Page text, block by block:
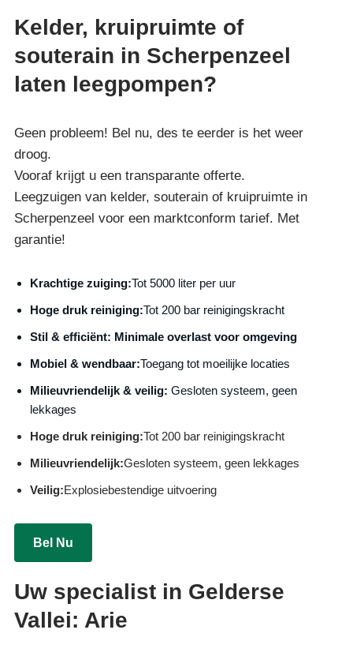
Kelder, kruipruimte of
souterain in Scherpenzeel
laten leegpompen?
Geen probleem! Bel nu, des te eerder is het weer
droog.
Vooraf krijgt u een transparante offerte.
Leegzuigen van kelder, souterain of kruipruimte in
Scherpenzeel voor een marktconform tarief. Met
garantie!
Krachtige zuiging:Tot 5000 liter per uur
Hoge druk reiniging:Tot 200 bar reinigingskracht
Stil & efficiënt: Minimale overlast voor omgeving
Mobiel & wendbaar:Toegang tot moeilijke locaties
Milieuvriendelijk & veilig: Gesloten systeem, geen
lekkages
Hoge druk reiniging:Tot 200 bar reinigingskracht
Milieuvriendelijk:Gesloten systeem, geen lekkages
Veilig:Explosiebestendige uitvoering
Bel Nu
Uw specialist in Gelderse
Vallei: Arie